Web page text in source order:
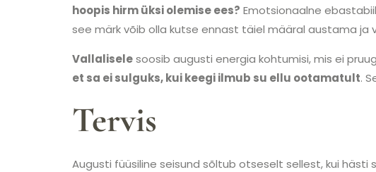
hoopis hirm üksi olemise ees? Emotsionaalne
see märk võib olla kutse ennast täiel määral austama ja
Vallaliselesoosib augusti energia kohtumisi, mis ei
et sa ei sulguks, kui keegi ilmub su ellu ootamatult.
Tervis
Augusti füüsiline seisund sõltub otseselt sellest, kui